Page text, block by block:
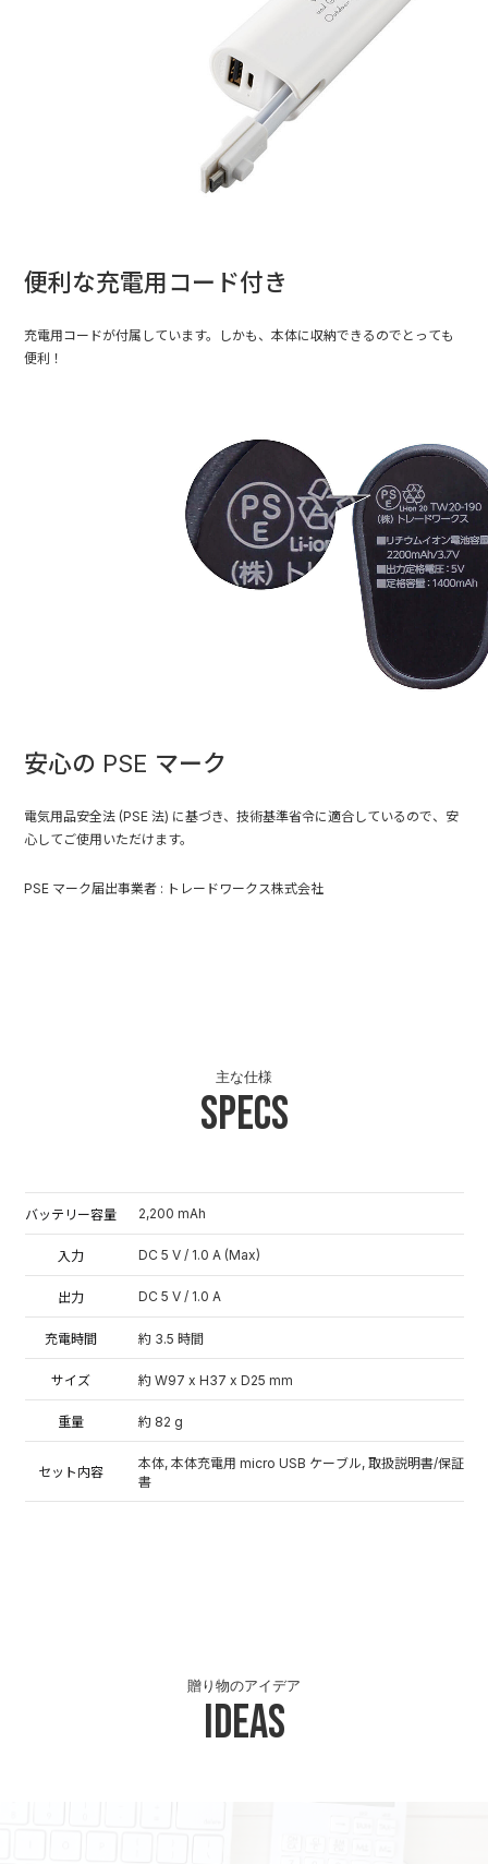
便利な充電用コード付き
充電用コードが付属しています。しかも、本体に収納できるのでとっても
便利！
安心の PSE マーク
電気用品安全法 (PSE 法) に基づき、技術基準省令に適合しているので、安
心してご使用いただけます。
PSE マーク届出事業者 : トレードワークス株式会社
Specs
主な仕様
バッテリー容量 2,200 mAh
入力 DC 5 V / 1.0 A (Max)
出力 DC 5 V / 1.0 A
充電時間 約 3.5 時間
サイズ 約 W97 x H37 x D25 mm
重量 約 82 g
セット内容
本体, 本体充電用 micro USB ケーブル, 取扱説明書/保証
書
Ideas
贈り物のアイデア